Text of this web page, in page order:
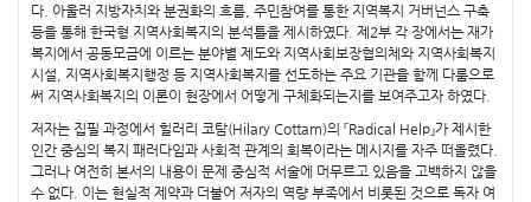
다. 아울러 지방자치와 분권화의 흐름, 주민참여를 통한 지역복지 거버넌스 구축
등을 통해 한국형 지역사회복지의 분석틀을 제시하였다. 제2부 각 장에서는 재가
복지에서 공동모금에 이르는 분야별 제도와 지역사회보장협의체와 지역사회복지
시설, 지역사회복지행정 등 지역사회복지를 선도하는 주요 기관을 함께 다룸으로
써 지역사회복지의 이론이 현장에서 어떻게 구체화되는지를 보여주고자 하였다.
저자는 집필 과정에서 힐러리 코탐(Hilary Cottam)의 『Radical Help』가 제시한
인간 중심의 복지 패러다임과 사회적 관계의 회복이라는 메시지를 자주 떠올렸다.
그러나 여전히 본서의 내용이 문제 중심적 서술에 머무르고 있음을 고백하지 않을
수 없다. 이는 현실적 제약과 더불어 저자의 역량 부족에서 비롯된 것으로 독자 여